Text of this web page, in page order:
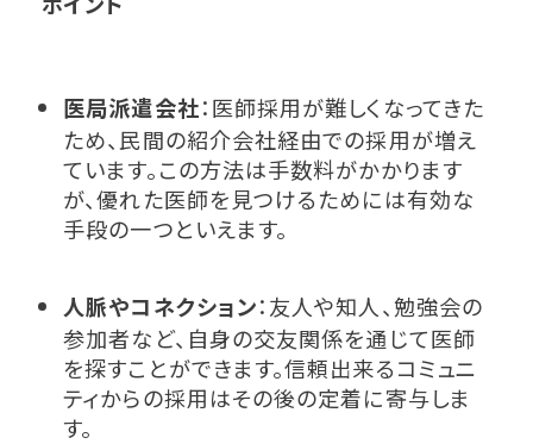
医局派遣会社：医師採用が難しくなってきた
ため、民間の紹介会社経由での採用が増え
ています。この方法は手数料がかかります
が、優れた医師を見つけるためには有効な
手段の一つといえます。
人脈やコネクション：友人や知人、勉強会の
参加者など、自身の交友関係を通じて医師
を探すことができます。信頼出来るコミュニ
ティからの採用はその後の定着に寄与しま
す。